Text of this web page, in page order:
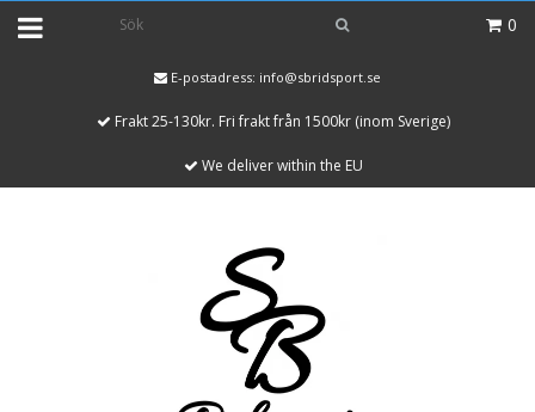
0
E-postadress: info@sbridsport.se
Frakt 25-130kr. Fri frakt från 1500kr (inom Sverige)
We deliver within the EU